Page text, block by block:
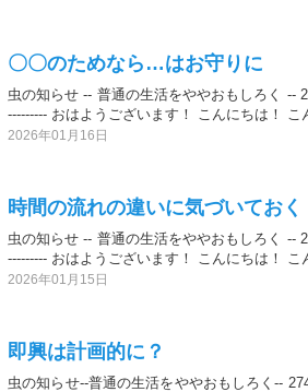
〇〇のためなら…はお守りに
虫の知らせ -- 普通の生活をややおもしろく --
--------- おはようございます！ こんにちは！ こ
2026年01月16日
時間の流れの違いに気づいておく
虫の知らせ -- 普通の生活をややおもしろく --
--------- おはようございます！ こんにちは！ こ
2026年01月15日
即興は計画的に？
虫の知らせ--普通の生活をややおもしろく--